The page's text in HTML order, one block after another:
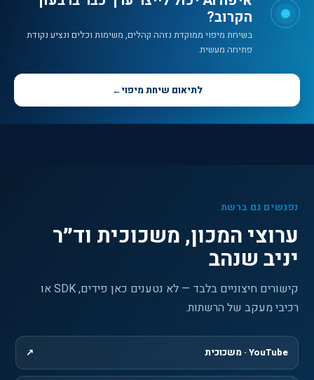
הקרוב?
בשיחת מיפוי ממוקדת נזהה קהלים, משימות וכלים ונציע נקודת
פתיחה מעשית.
לתיאום שיחת מיפוי←
נפגשים גם ברשת
ערוצי המכון, משכוכית וד״ר
יניב שנהב
קישורים חיצוניים בלבד — לא נטענים כאן פידים, SDK או
רכיבי מעקב של הרשתות.
YouTube · משכוכית ↗ , נפתח בחלון חדש